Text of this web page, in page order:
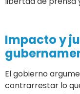
Impacto y
El gobierno
contrarrestar lo